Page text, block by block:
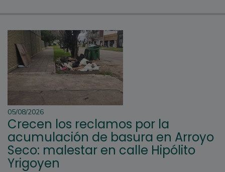
05/08/2026
Crecen los reclamos por la
acumulación de basura en Arroyo
Seco: malestar en calle Hipólito
Yrigoyen